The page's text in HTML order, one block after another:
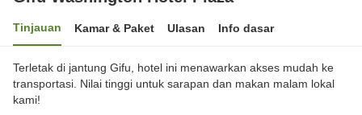
Tinjauan Kamar & Paket Ulasan Info dasar
Terletak di jantung Gifu, hotel ini menawarkan akses mudah ke
transportasi. Nilai tinggi untuk sarapan dan makan malam lokal
kami!